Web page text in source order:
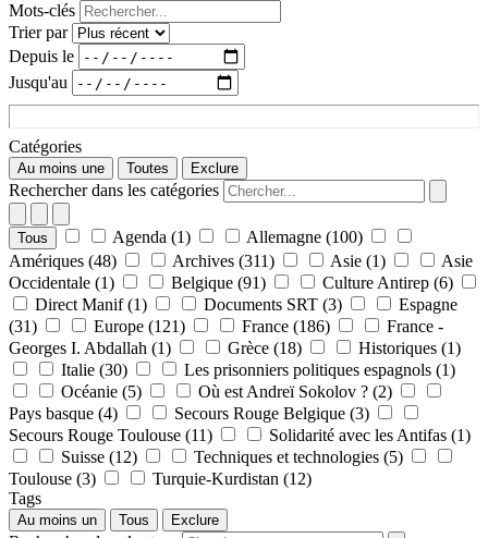
Mots-clés
Trier par
Depuis le
Jusqu'au
Catégories
Au moins une Toutes Exclure
Rechercher dans les catégories
Tous Agenda (1) Allemagne (100)
Amériques (48) Archives (311) Asie (1)
Asie
Occidentale (1) Belgique (91) Culture Antirep (6)
Direct Manif (1) Documents SRT (3)
Espagne
(31)
Europe (121) France (186)
France -
Georges I. Abdallah (1) Grèce (18) Historiques (1)
Italie (30) Les prisonniers politiques espagnols (1)
Océanie (5) Où est Andreï Sokolov ? (2)
Pays basque (4) Secours Rouge Belgique (3)
Secours Rouge Toulouse (11) Solidarité avec les Antifas (1)
Suisse (12) Techniques et technologies (5)
Toulouse (3) Turquie-Kurdistan (12)
Tags
Au moins un Tous Exclure